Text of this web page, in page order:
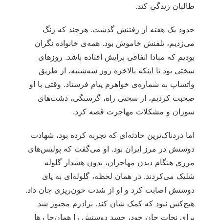
طالبان زندگی کند.
حدود یک هفته از رفتنش گذشت. هرچند که زنگ
می‌زدیم، تلفنش خاموش بود. همه‌ی خانواده نگران
بودیم که مبادا اتفاقی برایش افتاده باشد. روزهای
سختی بود تا اینکه بالاخره روز سه‌شنبه، از طریق
واتساپ به شماره‌ی خواهرم پیام فرستاد. وقتی با او
صحبت کردیم، از سختی راه، گرسنگی، دشت‌های
سوزان و مشکلات مهاجرت قصه کرد.
اما دردناک‌ترین حادثه‌ای که تجربه کرده بود، شهادت
دوستش در مرز ایران بود. او می‌گفت که پولیس‌های
مرزی هنگام دیدن مهاجران، بدون هشدار گلوله
شلیک می‌کردند. در همان لحظه، گلوله‌ای به پای
دوستش اصابت کرد و او از شدت خون‌ریزی جان داد.
هیچ‌کس نبود که کمک شان کند. برادرم مجبور شد
برای نجات جان خود، جسد دوستش را همان‌جا رها